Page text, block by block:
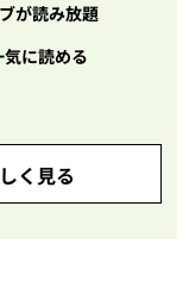
が読み放題
に読める
く見る